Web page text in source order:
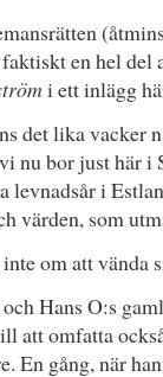
en hel del
i ett inlägg
det lika vacker
nu bor just här i
levnadsår i
värden, som
om att vända
Hans O:s
att omfatta
En gång, när